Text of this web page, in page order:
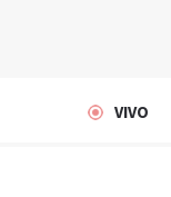
VIVO